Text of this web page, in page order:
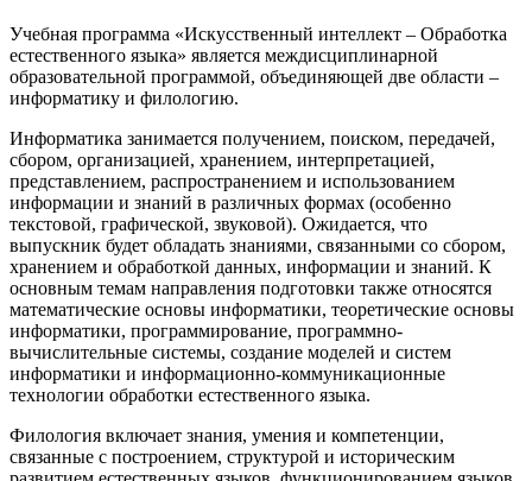
Учебная программа «Искусственный интеллект – Обработка
естественного языка» является междисциплинарной
образовательной программой, объединяющей две области –
информатику и филологию.
Информатика занимается получением, поиском, передачей,
сбором, организацией, хранением, интерпретацией,
представлением, распространением и использованием
информации и знаний в различных формах (особенно
текстовой, графической, звуковой). Ожидается, что
выпускник будет обладать знаниями, связанными со сбором,
хранением и обработкой данных, информации и знаний. К
основным темам направления подготовки также относятся
математические основы информатики, теоретические основы
информатики, программирование, программно-
вычислительные системы, создание моделей и систем
информатики и информационно-коммуникационные
технологии обработки естественного языка.
Филология включает знания, умения и компетенции,
связанные с построением, структурой и историческим